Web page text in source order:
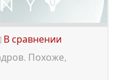
В сравнении
Похоже,